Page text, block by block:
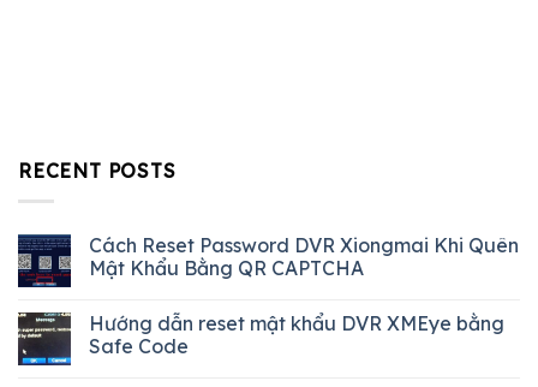
RECENT POSTS
Cách Reset Password DVR Xiongmai Khi Quên
Mật Khẩu Bằng QR CAPTCHA
Hướng dẫn reset mật khẩu DVR XMEye bằng
Safe Code